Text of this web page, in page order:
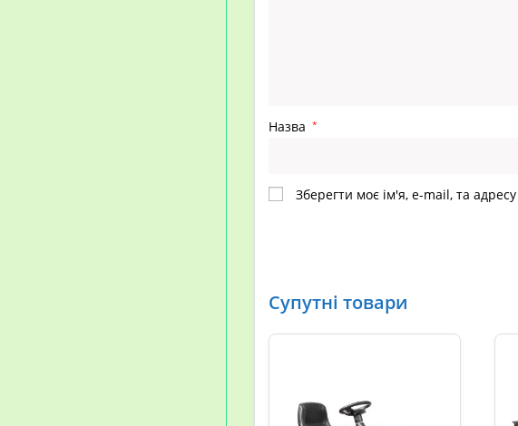
Назва *
Зберегти моє ім'я, e-mail, та
Супутні товари